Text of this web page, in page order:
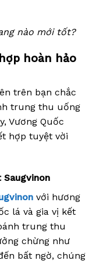
nào mới tốt?
hoàn hảo
trên bạn chắc
trung thu uống
Vương Quốc
hợp tuyệt vời
Saugvinon
với hương
lá và gia vị kết
trung thu
chừng như
bất ngờ, chúng